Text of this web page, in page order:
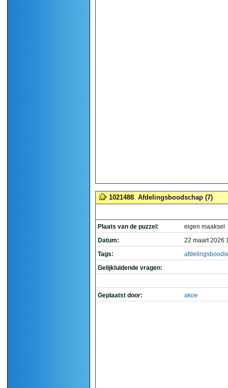
1021488 Afdelingsboodschap (7)
Plaats van de puzzel:
eigen maaksel
Datum:
22 maart 2026
Tags:
Gelijkluidende vragen:
Geplaatst door: akoe